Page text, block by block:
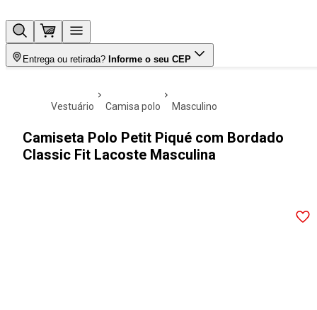
Entrega ou retirada? Informe o seu CEP
vestuário camisa polo masculino
Camiseta Polo Petit Piqué com Bordado
Classic Fit Lacoste Masculina